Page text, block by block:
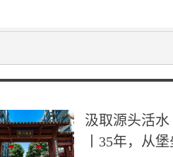
汲取源头活
丨35年，从